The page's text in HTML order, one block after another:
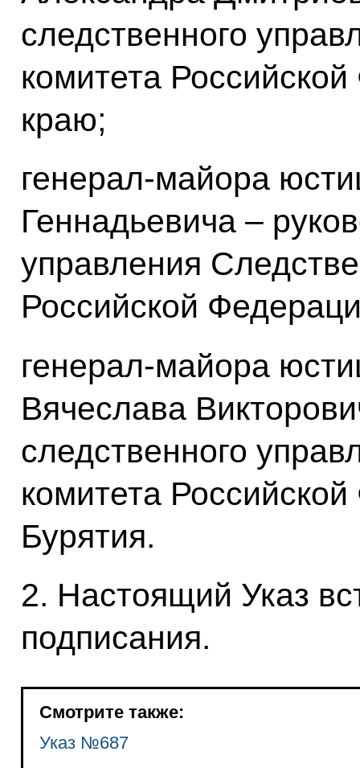
следственного
комитета
краю;
генерал-майора
Геннадьевича –
управления
Российской
генерал-майора
Вячеслава
следственного
комитета
Бурятия.
2. Настоящий Указ
подписания.
Смотрите также:
Указ №687